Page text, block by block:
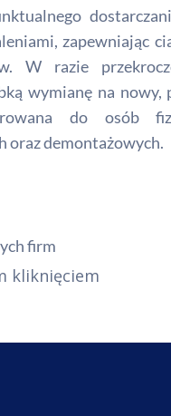
zapewniając
W razie
wymianę na nowy,
do osób
oraz demontażowych.
firm
kliknięciem